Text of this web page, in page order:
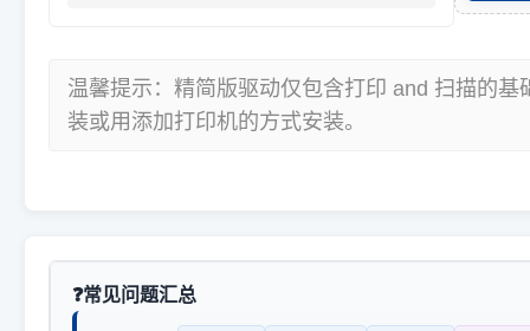
温馨提示：精简版驱动仅包含打印 and 扫描的基
装或用添加打印机的方式安装。
常见问题汇总